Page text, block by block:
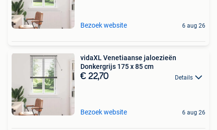
Bezoek website 6 aug 26
vidaXL Venetiaanse jaloezieën
Donkergrijs 175 x 85 cm
€ 22,70 Details
Bezoek website 6 aug 26